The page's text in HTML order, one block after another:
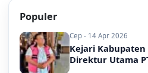
Populer
Cep - 14 Apr 2026
Kejari
Direktur Utama